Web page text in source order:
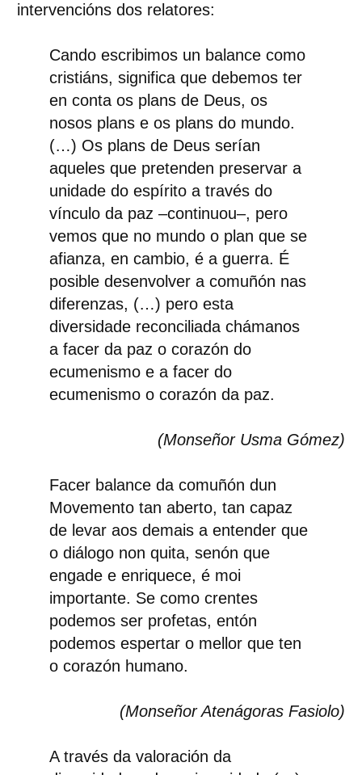
intervencións dos relatores:
Cando escribimos un balance como
cristiáns, significa que debemos ter
en conta os plans de Deus, os
nosos plans e os plans do mundo.
(…) Os plans de Deus serían
aqueles que pretenden preservar a
unidade do espírito a través do
vínculo da paz –continuou–, pero
vemos que no mundo o plan que se
afianza, en cambio, é a guerra. É
posible desenvolver a comuñón nas
diferenzas, (…) pero esta
diversidade reconciliada chámanos
a facer da paz o corazón do
ecumenismo e a facer do
ecumenismo o corazón da paz.
(Monseñor Usma Gómez)
Facer balance da comuñón dun
Movemento tan aberto, tan capaz
de levar aos demais a entender que
o diálogo non quita, senón que
engade e enriquece, é moi
importante. Se como crentes
podemos ser profetas, entón
podemos espertar o mellor que ten
o corazón humano.
(Monseñor Atenágoras Fasiolo)
A través da valoración da